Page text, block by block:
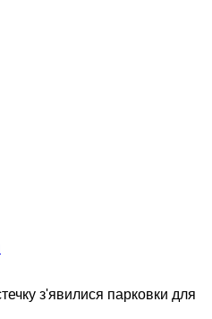
з'явилися парковки для